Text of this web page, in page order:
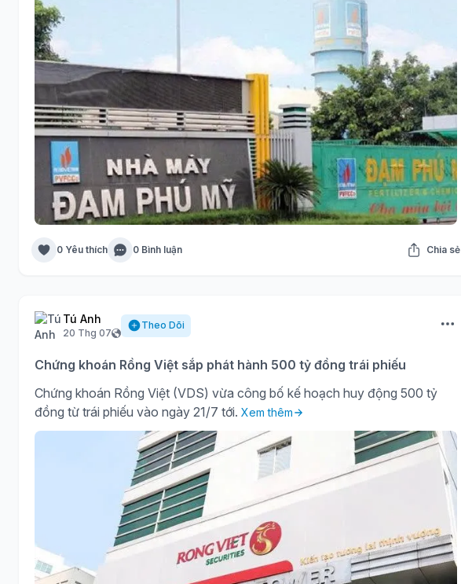
0 Yêu thích 0 Bình luận Chia sẻ
Tú Anh
20 Thg 07
Theo Dõi
Chứng khoán Rồng Việt sắp phát hành 500 tỷ đồng trái phiếu
Chứng khoán Rồng Việt (VDS) vừa công bố kế hoạch huy động 500 tỷ
đồng từ trái phiếu vào ngày 21/7 tới. Xem thêm